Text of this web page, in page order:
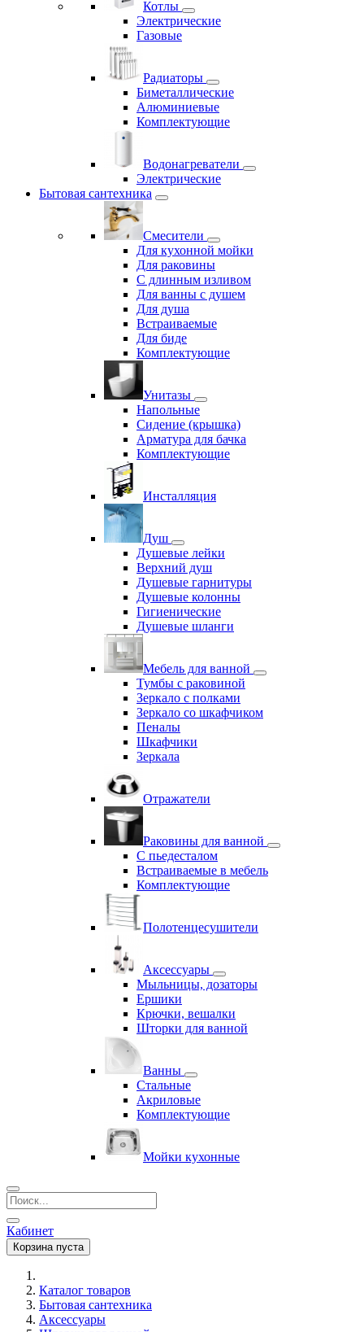
Котлы
Электрические
Газовые
Радиаторы
Биметаллические
Алюминиевые
Комплектующие
Водонагреватели
Электрические
Бытовая сантехника
Смесители
Для кухонной мойки
Для раковины
С длинным изливом
Для ванны с душем
Для душа
Встраиваемые
Для биде
Комплектующие
Унитазы
Напольные
Сидение (крышка)
Арматура для бачка
Комплектующие
Инсталляция
Душ
Душевые лейки
Верхний душ
Душевые гарнитуры
Душевые колонны
Гигиенические
Душевые шланги
Мебель для ванной
Тумбы с раковиной
Зеркало с полками
Зеркало со шкафчиком
Пеналы
Шкафчики
Зеркала
Отражатели
Раковины для ванной
С пьедесталом
Встраиваемые в мебель
Комплектующие
Полотенцесушители
Аксессуары
Мыльницы, дозаторы
Ершики
Крючки, вешалки
Шторки для ванной
Ванны
Стальные
Акриловые
Комплектующие
Мойки кухонные
Кабинет
Корзина пуста
Каталог товаров
Бытовая сантехника
Аксессуары